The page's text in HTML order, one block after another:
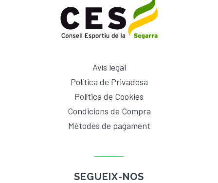
Avís legal
Política de Privadesa
Política de Cookies
Condicions de Compra
Mètodes de pagament
SEGUEIX-NOS